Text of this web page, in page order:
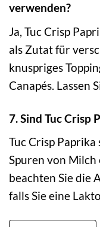
verwenden?
Ja, Tuc Crisp
als Zutat für
knuspriges
Canapés. Lassen
7. Sind Tuc Crisp
Tuc Crisp
Spuren von
beachten Sie die
falls Sie eine